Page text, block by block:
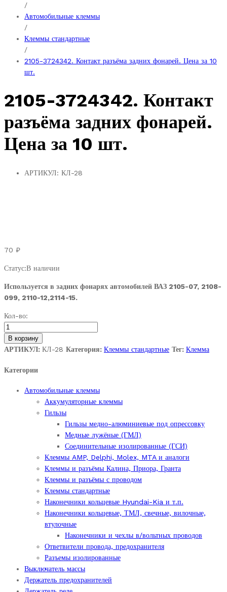
/
Автомобильные клеммы
/
Клеммы стандартные
/
2105-3724342. Контакт разъёма задних фонарей. Цена за 10
шт.
2105-3724342. Контакт
разъёма задних фонарей.
Цена за 10 шт.
АРТИКУЛ: КЛ-28
70 ₽
Статус:В наличии
Используется в задних фонарях автомобилей ВАЗ 2105-07, 2108-
099, 2110-12,2114-15.
2105-
3724342.
Контакт
разъёма
фонарей.
Кол-во:
В корзину
АРТИКУЛ: КЛ-28 Категория: Клеммы стандартные Тег: Клемма
Категории
Автомобильные клеммы
Аккумуляторные клеммы
Гильзы
Гильзы медно-алюминиевые под опрессовку
Медные лужёные (ГМЛ)
Соединительные изолированные (ГСИ)
Клеммы AMP, Delphi, Molex, MTA и аналоги
Клеммы и разъёмы Калина, Приора, Гранта
Клеммы и разъёмы с проводом
Клеммы стандартные
Наконечники кольцевые Hyundai-Kia и т.п.
Наконечники кольцевые, ТМЛ, свечные, вилочные,
втулочные
Наконечники и чехлы в/вольтных проводов
Ответвители провода, предохранителя
Разъемы изолированные
Выключатель массы
Держатель предохранителей